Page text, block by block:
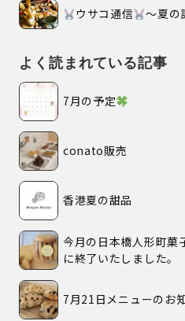
ウサコ通信 〜夏の
よく読まれている記事
7月の予定
conato販売
香港夏の甜品
今月の日本橋人形町菓
に終了いたしました。
7月21日メニューのお